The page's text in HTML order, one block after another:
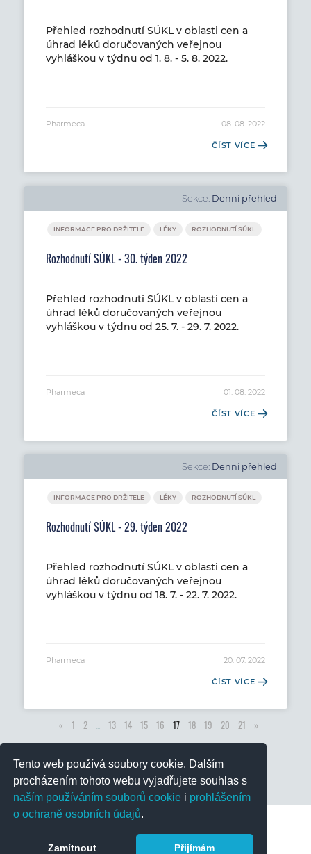
Tento web používá soubory cookie. Dalším
procházením tohoto webu vyjadřujete souhlas s
naším používáním souborů cookie i prohlášením
o ochraně osobních údajů.
Zamítnout Přijímám
Přehled rozhodnutí SÚKL v oblasti cen a
úhrad léků doručovaných veřejnou
vyhláškou v týdnu od 1. 8. - 5. 8. 2022.
Pharmeca 08. 08. 2022
ČÍST VÍCE
Sekce: Denní přehled
INFORMACE PRO DRŽITELE LÉKY ROZHODNUTÍ SÚKL
Rozhodnutí SÚKL - 30. týden 2022
Přehled rozhodnutí SÚKL v oblasti cen a
úhrad léků doručovaných veřejnou
vyhláškou v týdnu od 25. 7. - 29. 7. 2022.
Pharmeca 01. 08. 2022
ČÍST VÍCE
Sekce: Denní přehled
INFORMACE PRO DRŽITELE LÉKY ROZHODNUTÍ SÚKL
Rozhodnutí SÚKL - 29. týden 2022
Přehled rozhodnutí SÚKL v oblasti cen a
úhrad léků doručovaných veřejnou
vyhláškou v týdnu od 18. 7. - 22. 7. 2022.
Pharmeca 20. 07. 2022
ČÍST VÍCE
« 1 2 ... 13 14 15 16 17 18 19 20 21 »